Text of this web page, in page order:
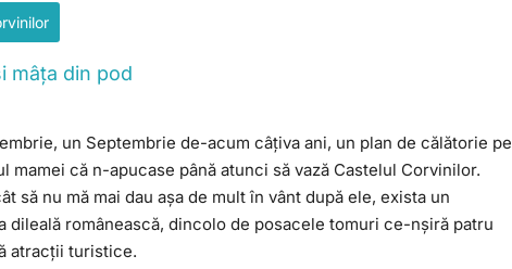
mâța din pod
un Septembrie de-acum câțiva ani, un plan de călătorie pe
mamei că n-apucase până atunci să vază Castelul Corvinilor.
să nu mă mai dau așa de mult în vânt după ele, exista un
dileală românească, dincolo de posacele tomuri ce-nșiră patru
atracții turistice.